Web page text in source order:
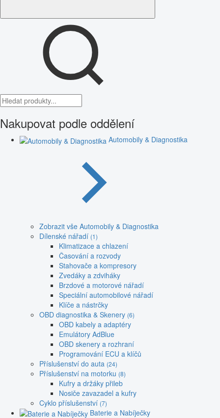
Nakupovat podle oddělení
Automobily & Diagnostika
Zobrazit vše Automobily & Diagnostika
Dílenské nářadí (1)
Klimatizace a chlazení
Časování a rozvody
Stahovače a kompresory
Zvedáky a zdviháky
Brzdové a motorové nářadí
Speciální automobilové nářadí
Klíče a nástrčky
OBD diagnostika & Skenery (6)
OBD kabely a adaptéry
Emulátory AdBlue
OBD skenery a rozhraní
Programování ECU a klíčů
Příslušenství do auta (24)
Příslušenství na motorku (8)
Kufry a držáky přileb
Nosiče zavazadel a kufry
Cyklo příslušenství (7)
Baterie a Nabíječky